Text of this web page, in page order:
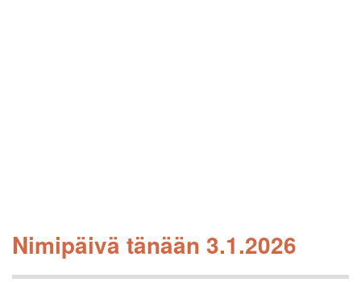
Nimipäivä tänään 3.1.2026